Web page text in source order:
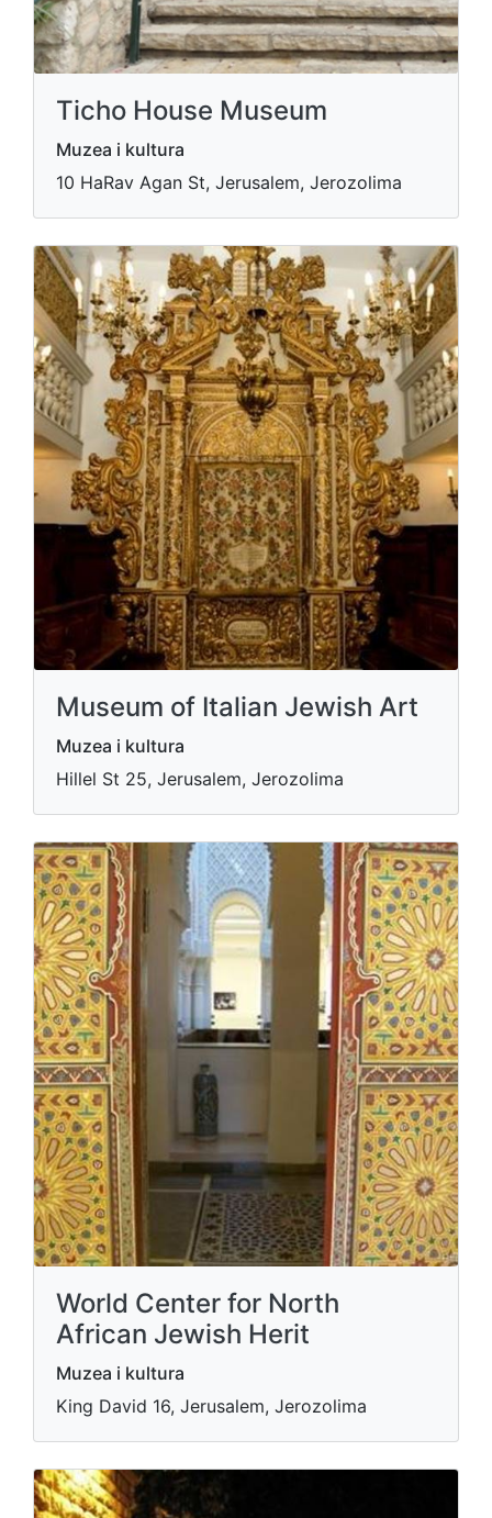
Ticho House Museum
Muzea i kultura
10 HaRav Agan St, Jerusalem, Jerozolima
Museum of Italian Jewish Art
Muzea i kultura
Hillel St 25, Jerusalem, Jerozolima
World Center for North
African Jewish Herit
Muzea i kultura
King David 16, Jerusalem, Jerozolima